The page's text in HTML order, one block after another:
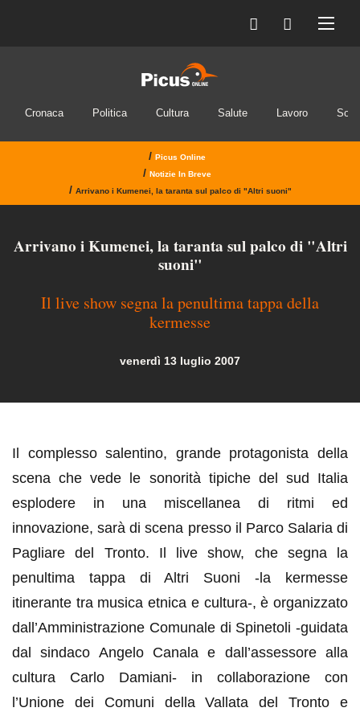
Cronaca Politica Cultura Salute Lavoro
/ Picus Online
/ Notizie In Breve
/ Arrivano i Kumenei, la taranta sul palco di "Altri suoni"
Arrivano i Kumenei, la taranta sul palco di "Altri
suoni"
Il live show segna la penultima tappa della
kermesse
venerdì 13 luglio 2007
Il complesso salentino, grande protagonista della
scena che vede le sonorità tipiche del sud Italia
esplodere in una miscellanea di ritmi ed
innovazione, sarà di scena presso il Parco Salaria di
Pagliare del Tronto. Il live show, che segna la
penultima tappa di Altri Suoni -la kermesse
itinerante tra musica etnica e cultura-, è organizzato
dall’Amministrazione Comunale di Spinetoli -guidata
dal sindaco Angelo Canala e dall’assessore alla
cultura Carlo Damiani- in collaborazione con
l’Unione dei Comuni della Vallata del Tronto e